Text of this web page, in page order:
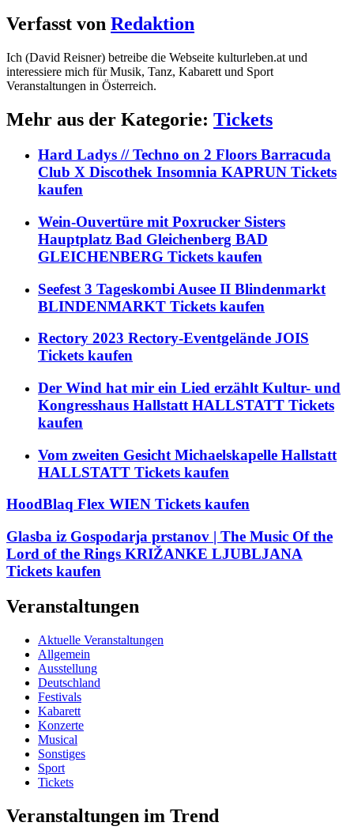
Verfasst von Redaktion
Ich (David Reisner) betreibe die Webseite kulturleben.at und
interessiere mich für Musik, Tanz, Kabarett und Sport
Veranstaltungen in Österreich.
Mehr aus der Kategorie: Tickets
Hard Ladys // Techno on 2 Floors Barracuda
Club X Discothek Insomnia KAPRUN Tickets
kaufen
Wein-Ouvertüre mit Poxrucker Sisters
Hauptplatz Bad Gleichenberg BAD
GLEICHENBERG Tickets kaufen
Seefest 3 Tageskombi Ausee II Blindenmarkt
BLINDENMARKT Tickets kaufen
Rectory 2023 Rectory-Eventgelände JOIS
Tickets kaufen
Der Wind hat mir ein Lied erzählt Kultur- und
Kongresshaus Hallstatt HALLSTATT Tickets
kaufen
Vom zweiten Gesicht Michaelskapelle Hallstatt
HALLSTATT Tickets kaufen
HoodBlaq Flex WIEN Tickets kaufen
Glasba iz Gospodarja prstanov | The Music Of the
Lord of the Rings KRIŽANKE LJUBLJANA
Tickets kaufen
Veranstaltungen
Aktuelle Veranstaltungen
Allgemein
Ausstellung
Deutschland
Festivals
Kabarett
Konzerte
Musical
Sonstiges
Sport
Tickets
Veranstaltungen im Trend